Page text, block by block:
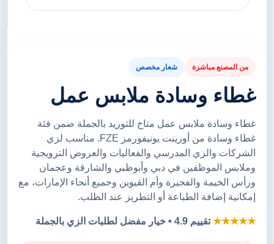
من المصنع مباشرة شعار مخصص
غطاء وسادة ملابس عمل
غطاء وسادة ملابس عمل متاح للتوريد بالجملة ضمن فئة
غطاء وسادة من أورينت يونيفورمز FZE. مناسب لزي
الشركات والزي المدرسي والفعاليات والعروض الترويجية
وملابس الموظفين في دبي وأبوظبي والشارقة وعجمان
ورأس الخيمة والفجيرة وأم القيوين وجميع أنحاء الإمارات، مع
إمكانية إضافة الطباعة أو التطريز عند الطلب.
★★★★★تقييم 4.9 • خيار مفضل لطلبات الزي بالجملة